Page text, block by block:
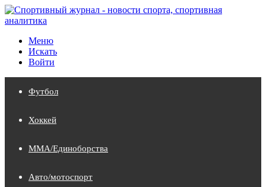
Меню
Искать
Войти
Футбол
Хоккей
MMA/Единоборства
Авто/мотоспорт